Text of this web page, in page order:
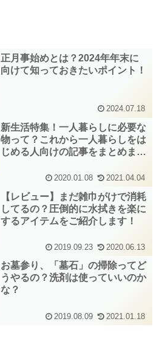
正月事始めとは？2024年年末に
向けて知っておきたいポイント！
2024.07.18
新生活特集！一人暮らしに必要な
物って？これから一人暮らしをは
じめる人向けの記事をまとめまし
2020.01.08 2021.04.04
【レビュー】まだ雑巾がけで消耗
してるの？圧倒的に水拭きを楽に
するアイテムをご紹介します！
2019.09.23 2020.06.13
お墓参り、「墓石」の掃除ってど
うやるの？洗剤は使っていいのか
な？
2019.08.09 2021.01.18